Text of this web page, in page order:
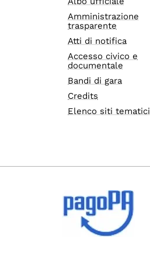
Amministrazione
trasparente
Atti di notifica
Accesso civico e
documentale
Bandi di gara
Credits
Elenco siti tematici